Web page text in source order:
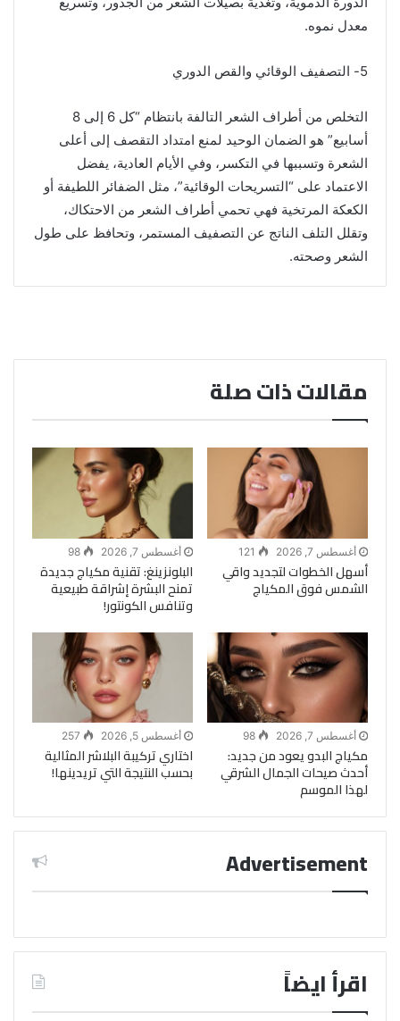
معدل نموه.
5- التصفيف الوقائي والقص الدوري
التخلص من أطراف الشعر التالفة بانتظام “كل 6 إلى 8
أسابيع” هو الضمان الوحيد لمنع امتداد التقصف إلى أعلى
الشعرة وتسببها في التكسر، وفي الأيام العادية، يفضل
الاعتماد على “التسريحات الوقائية”، مثل الضفائر اللطيفة أو
الكعكة المرتخية فهي تحمي أطراف الشعر من الاحتكاك،
وتقلل التلف الناتج عن التصفيف المستمر، وتحافظ على طول
الشعر وصحته.
مقالات ذات صلة
أغسطس 7, 2026 121
أسهل الخطوات لتجديد واقي
الشمس فوق المكياج
أغسطس 7, 2026 98
البلونزينغ: تقنية مكياج جديدة
تمنح البشرة إشراقة طبيعية
وتنافس الكونتور!
أغسطس 7, 2026 98
مكياج البدو يعود من جديد:
أحدث صيحات الجمال الشرقي
لهذا الموسم
أغسطس 5, 2026 257
اختاري تركيبة البلاشر المثالية
بحسب النتيجة التي تريدينها!
Advertisement
اقرأ ايضاً